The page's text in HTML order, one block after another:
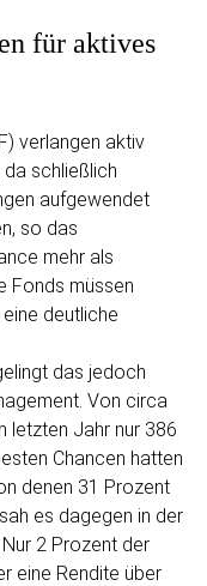
für aktives
verlangen aktiv
schließlich
aufgewendet
so das
mehr als
Fonds müssen
deutliche
das jedoch
Von circa
letzten Jahr nur 386
Chancen hatten
denen 31 Prozent
es dagegen in der
2 Prozent der
eine Rendite über